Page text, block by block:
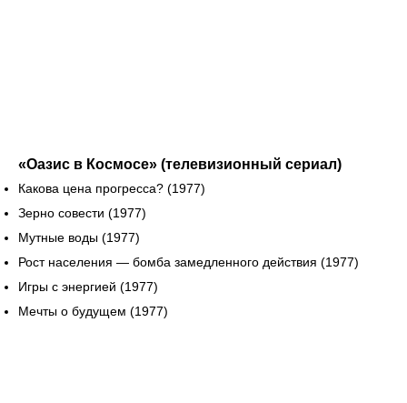
«Оазис в Космосе» (телевизионный сериал)
Какова цена прогресса? (1977)
Зерно совести (1977)
Мутные воды (1977)
Рост населения — бомба замедленного действия (1977)
Игры с энергией (1977)
Мечты о будущем (1977)